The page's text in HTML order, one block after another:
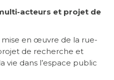
acteurs et projet de
en œuvre de la rue-
de recherche et
vie dans l’espace public